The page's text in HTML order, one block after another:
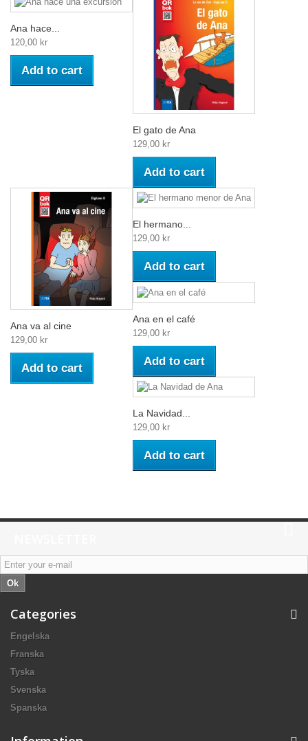
Ana hace...
120,00 kr
Add to cart
El gato de Ana
129,00 kr
Add to cart
Ana va al cine
129,00 kr
Add to cart
El hermano...
129,00 kr
Add to cart
Ana en el café
129,00 kr
Add to cart
La Navidad...
129,00 kr
Add to cart
Ok
Categories
Engelska
Franska
Tyska
Svenska
Spanska